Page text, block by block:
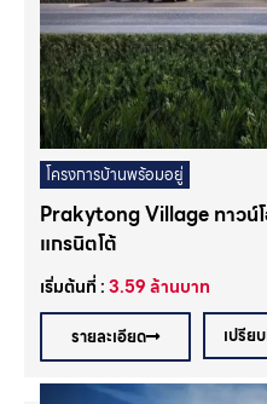
โครงการบ้านพร้อมอยู่
Prakytong Village ทาวน์
แกรนิตโต้
เริ่มต้นที่ :3.59ล้านบาท
รายละเอียด เปรีย